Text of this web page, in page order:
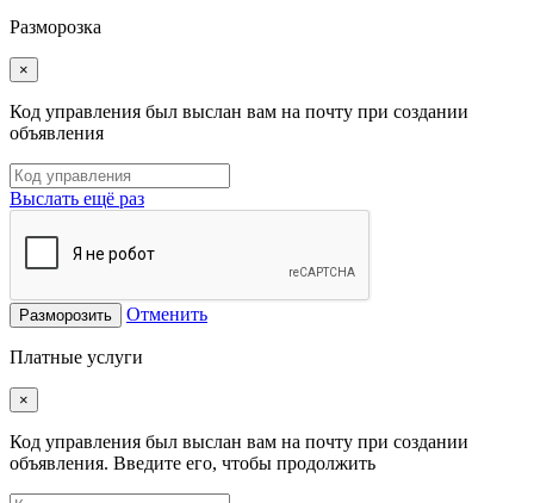
Разморозка
×
Код управления был выслан вам на почту при создании
объявления
Выслать ещё раз
Разморозить Отменить
Платные услуги
×
Код управления был выслан вам на почту при создании
объявления. Введите его, чтобы продолжить